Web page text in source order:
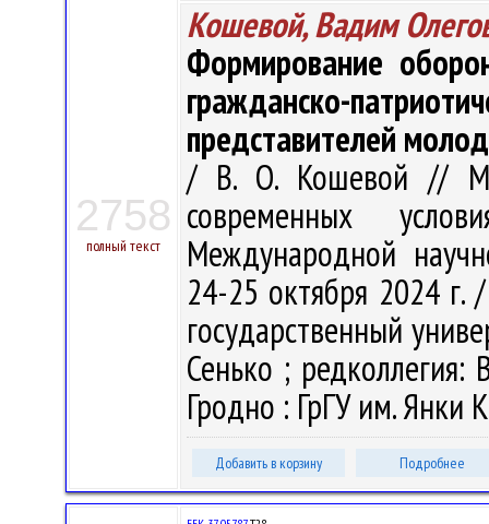
2758
полный текст
Кошевой, Вадим
Формирование
гражданско-
представителей
/ В. О. Кошевой //
современных
Международной
24-25 октября 2024 г.
государственный
Сенько ; редколлегия:
Гродно : ГрГУ им. Янки
Добавить в корзину Подробнее